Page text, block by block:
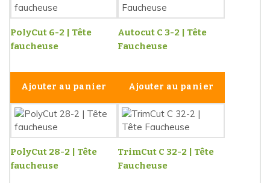
PolyCut 6-2 | Tête
faucheuse
Ajouter au panier
Autocut C 3-2 | Tête
Faucheuse
Ajouter au panier
PolyCut 28-2 | Tête
faucheuse
TrimCut C 32-2 | Tête
Faucheuse